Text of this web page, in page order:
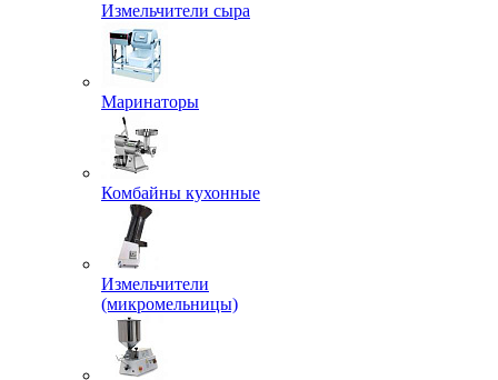
Измельчители сыра
Маринаторы
Комбайны кухонные
Измельчители
(микромельницы)